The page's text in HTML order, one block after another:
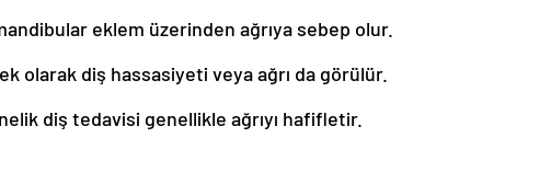
eklem üzerinden ağrıya sebep olur.
ek olarak diş hassasiyeti veya ağrı da görülür.
diş tedavisi genellikle ağrıyı hafifletir.